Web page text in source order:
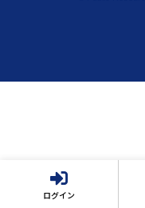
ログイン